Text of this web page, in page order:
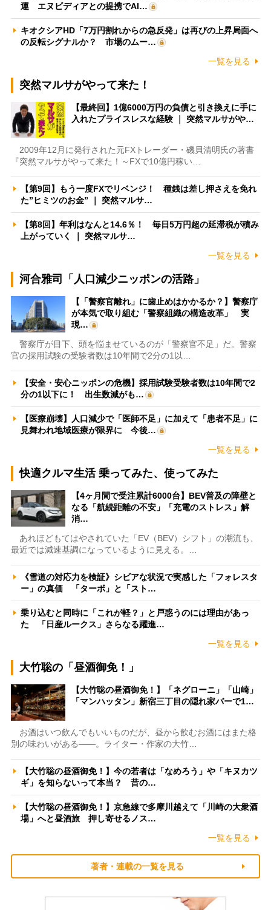
運 エヌビディアとの提携でAI…
キオクシアHD「7万円割れからの急反発」は再びの上昇局面へ
の反転シグナルか？ 市場のムー…
一覧を見る
突然マルサがやって来た！
【最終回】1億6000万円の負債と引き換えに手に
入れたプライスレスな経験 ｜ 突然マルサがや…
2009年12月に発行された元FXトレーダー・磯貝清明氏の著書
『突然マルサがやって来た！～FXで10億円稼い…
【第9回】もう一度FXでリベンジ！ 種銭は差し押さえを免れ
た”ヒミツのお金” ｜ 突然マルサ…
【第8回】年利はなんと14.6％！ 毎日5万円超の延滞税が積み
上がっていく ｜ 突然マルサ…
一覧を見る
河合雅司「人口減少ニッポンの活路」
【「警察官離れ」に歯止めはかかるか？】警察庁
が本気で取り組む「警察組織の構造改革」 実
現…
警察庁が目下、頭を悩ませているのが「警察官不足」だ。警察
官の採用試験の受験者数は10年間で2分の1以…
【安全・安心ニッポンの危機】採用試験受験者数は10年間で2
分の1以下に！ 出生数減がも…
【医療崩壊】人口減少で「医師不足」に加えて「患者不足」に
見舞われ地域医療が限界に 今後…
一覧を見る
快適クルマ生活 乗ってみた、使ってみた
【4ヶ月間で受注累計6000台】BEV普及の障壁と
なる「航続距離の不安」「充電のストレス」解
消…
あれほどもてはやされていた「EV（BEV）シフト」の潮流も、
最近では減速基調になっているように見える。…
《雪道の対応力を検証》シビアな状況で実感した「フォレスタ
ー」の真価 「ターボ」と「スト…
乗り込むと同時に「これが軽？」と戸惑うのには理由があっ
た 「日産ルークス」さらなる躍進…
一覧を見る
大竹聡の「昼酒御免！」
【大竹聡の昼酒御免！】「ネグローニ」「山崎」
「マンハッタン」新宿三丁目の隠れ家バーで1…
お酒はいつ飲んでもいいものだが、昼から飲むお酒にはまた格
別の味わいがある――。ライター・作家の大竹…
【大竹聡の昼酒御免！】今の若者は「なめろう」や「キヌカツ
ギ」を知らないって本当？ 昔の…
【大竹聡の昼酒御免！】京急線で多摩川越えて「川崎の大衆酒
場」へと昼酒旅 押し寄せるノス…
一覧を見る
著者・連載の一覧を見る